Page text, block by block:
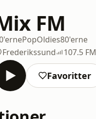
FM
PopOldies80'erne
Frederikssund
107.5 FM
Favoritter